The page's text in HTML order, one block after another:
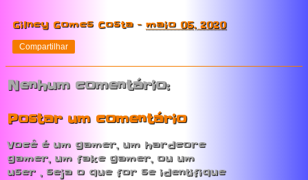
Gilney Gomes Costa - maio 05, 2020
Compartilhar
Nenhum comentário:
Postar um comentário
Você é um gamer, um hardcore
gamer, um fake gamer, ou um
user , seja o que for se identifique